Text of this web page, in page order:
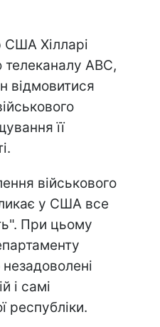
Хілларі
телеканалу АВС,
відмовитися
її
військового
у США все
При цьому
і самі
республіки.